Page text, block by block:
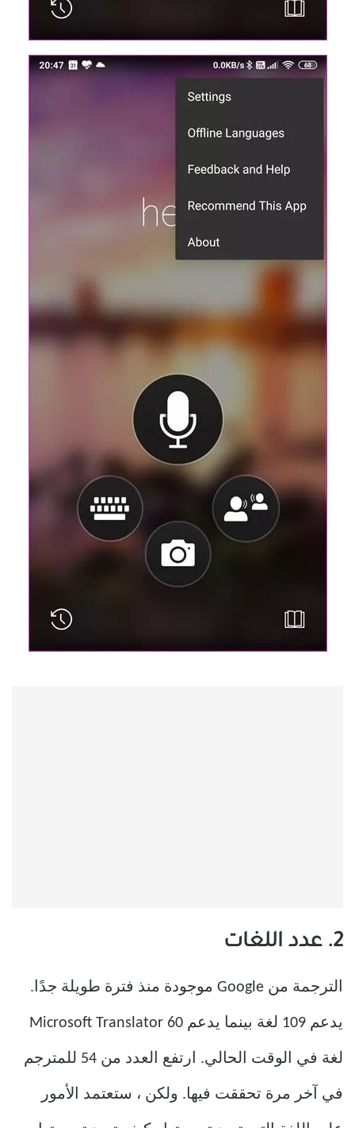
2. عدد اللغات
الترجمة من Google موجودة منذ فترة طويلة جدًا.
يدعم 109 لغة بينما يدعم Microsoft Translator 60
لغة في الوقت الحالي. ارتفع العدد من 54 للمترجم
في آخر مرة تحققت فيها. ولكن ، ستعتمد الأمور